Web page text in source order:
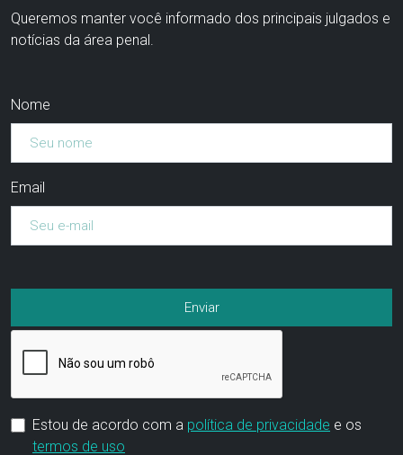
Queremos manter você informado dos principais julgados e
notícias da área penal.
Nome
Email
Estou de acordo com a política de privacidade e os
termos de uso